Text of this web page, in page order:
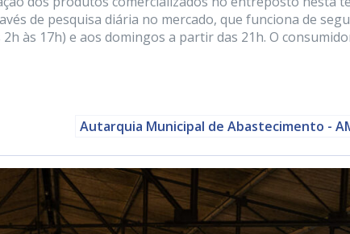
de pesquisa diária no mercado, que funciona de
às 17h) e aos domingos a partir das 21h. O
Autarquia Municipal de Abastecimento -